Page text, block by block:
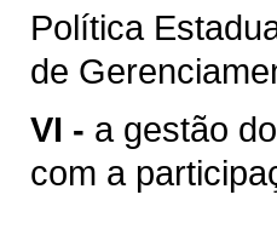
Política
de
VI - a gestão
com a